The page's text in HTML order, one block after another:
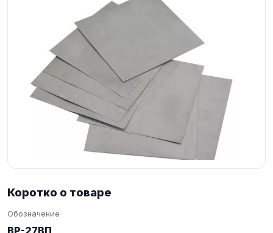
Коротко о товаре
Обозначение
ВР-27ВП